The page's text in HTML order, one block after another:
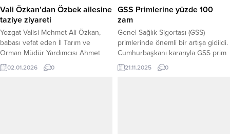
Vali Özkan’dan Özbek ailesine
taziye ziyareti
Yozgat Valisi Mehmet Ali Özkan,
babası vefat eden İl Tarım ve
Orman Müdür Yardımcısı Ahmet
Özbek’in Sorgun ilçesinde ikamet
eden ailesine taziye ziyaretinde
02.01.2026 0
GSS Primlerine yüzde 100
zam
Genel Sağlık Sigortası (GSS)
primlerinde önemli bir artışa gidildi.
Cumhurbaşkanı kararıyla GSS prim
oranı yüzde 3’ten yüzde 6’ya
yükseltildi. Karar, Resmî Gazete’nin
21.11.2025 0